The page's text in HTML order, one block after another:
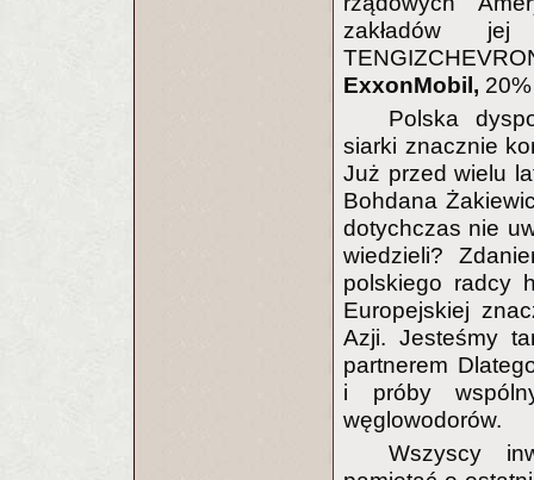
zakładów
ExxonMobil,
Polska
siarki znacznie
Już przed wielu
Bohdana
dotychczas nie
wiedzieli?
polskiego radcy
Europejskiej
Azji. Jesteśmy
partnerem
i próby
węglowodorów.
Wszyscy